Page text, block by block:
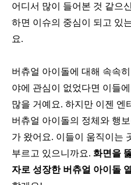
어디서 많이 들어본 것 같으
하면 이슈의 중심이 되고 있
요.
버츄얼 아이돌에 대해 속속
야에 관심이 없었다면 이들
많을 거예요. 하지만 이젠 엔
버츄얼 아이돌의 정체와 행
가 왔어요. 이들이 움직이는
부르고 있으니까요. 화면을
자로 성장한 버츄얼 아이돌